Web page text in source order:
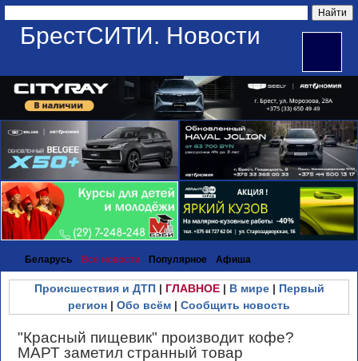
БрестСИТИ. Новости
Беларусь Все новости Популярное Афиша
Происшествия и ДТП| ГЛАВНОЕ| В мире| Первый
регион | Обо всём | Сообщить новость
"Красный пищевик" производит кофе?
МАРТ заметил странный товар